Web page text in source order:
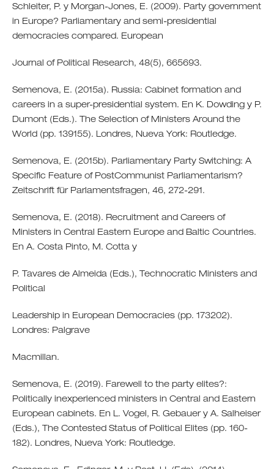
Schleiter, P. y Morgan-Jones, E. (2009). Party government
in Europe? Parliamentary and semi-presidential
democracies compared. European
Journal of Political Research, 48(5), 665693.
Semenova, E. (2015a). Russia: Cabinet formation and
careers in a super-presidential system. En K. Dowding y P.
Dumont (Eds.). The Selection of Ministers Around the
World (pp. 139155). Londres, Nueva York: Routledge.
Semenova, E. (2015b). Parliamentary Party Switching: A
Specific Feature of PostCommunist Parliamentarism?
Zeitschrift für Parlamentsfragen, 46, 272-291.
Semenova, E. (2018). Recruitment and Careers of
Ministers in Central Eastern Europe and Baltic Countries.
En A. Costa Pinto, M. Cotta y
P. Tavares de Almeida (Eds.), Technocratic Ministers and
Political
Leadership in European Democracies (pp. 173202).
Londres: Palgrave
Macmillan.
Semenova, E. (2019). Farewell to the party elites?:
Politically inexperienced ministers in Central and Eastern
European cabinets. En L. Vogel, R. Gebauer y A. Salheiser
(Eds.), The Contested Status of Political Elites (pp. 160-
182). Londres, Nueva York: Routledge.